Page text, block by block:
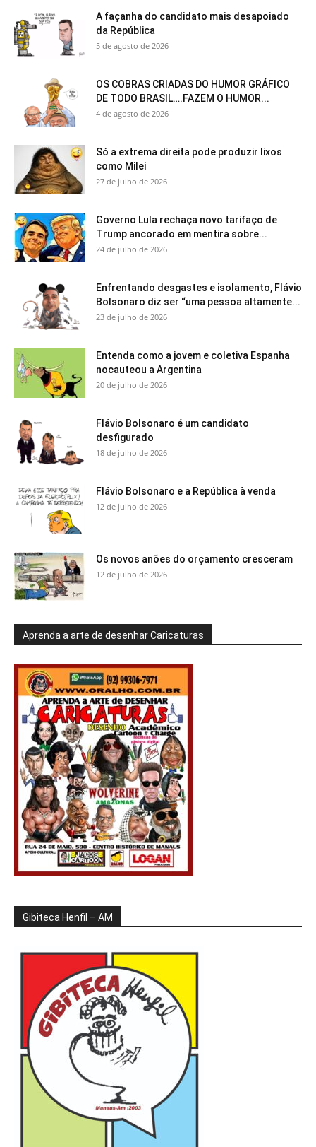
A façanha do candidato mais desapoiado
da República
5 de agosto de 2026
OS COBRAS CRIADAS DO HUMOR GRÁFICO
DE TODO BRASIL….FAZEM O HUMOR...
4 de agosto de 2026
Só a extrema direita pode produzir lixos
como Milei
27 de julho de 2026
Governo Lula rechaça novo tarifaço de
Trump ancorado em mentira sobre...
24 de julho de 2026
Enfrentando desgastes e isolamento, Flávio
Bolsonaro diz ser “uma pessoa altamente...
23 de julho de 2026
Entenda como a jovem e coletiva Espanha
nocauteou a Argentina
20 de julho de 2026
Flávio Bolsonaro é um candidato
desfigurado
18 de julho de 2026
Flávio Bolsonaro e a República à venda
12 de julho de 2026
Os novos anões do orçamento cresceram
12 de julho de 2026
Aprenda a arte de desenhar Caricaturas
Gibiteca Henfil – AM